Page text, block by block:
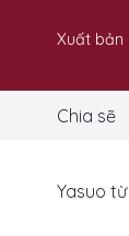
Xuất bản
Chia sẽ
Yasuo